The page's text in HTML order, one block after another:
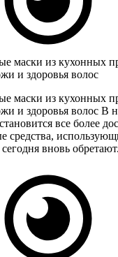
маски из кухонных
и здоровья волос
маски из кухонных
и здоровья волос В
все более
средства,
вновь